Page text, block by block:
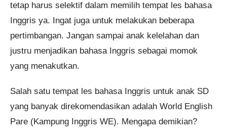
tetap harus selektif dalam memilih tempat les bahasa
Inggris ya. Ingat juga untuk melakukan beberapa
pertimbangan. Jangan sampai anak kelelahan dan
justru menjadikan bahasa Inggris sebagai momok
yang menakutkan.
Salah satu tempat les bahasa Inggris untuk anak SD
yang banyak direkomendasikan adalah World English
Pare (Kampung Inggris WE). Mengapa demikian?